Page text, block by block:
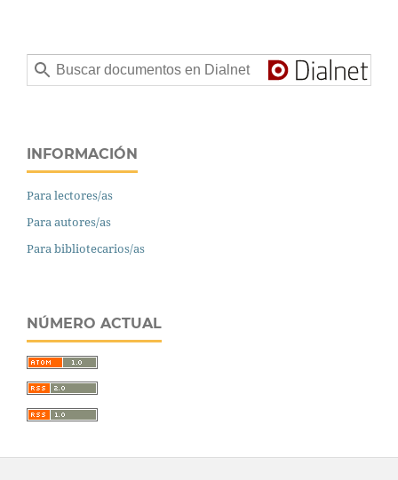
INFORMACIÓN
Para lectores/as
Para autores/as
Para bibliotecarios/as
NÚMERO ACTUAL